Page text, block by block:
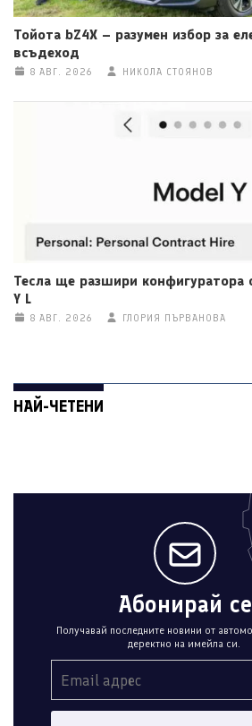
Тойота bZ4X – разумен избор за
всъдеход
8 АВГ. 2026 НИКОЛА СТОЯНОВ
Тесла ще разшири конфигуратора
Y L
8 АВГ. 2026 ГЛОРИЯ ПЪРВАНОВА
НАЙ-ЧЕТЕНИ
Абонирай се
Получавай последните новини от
деректно на имейла си.